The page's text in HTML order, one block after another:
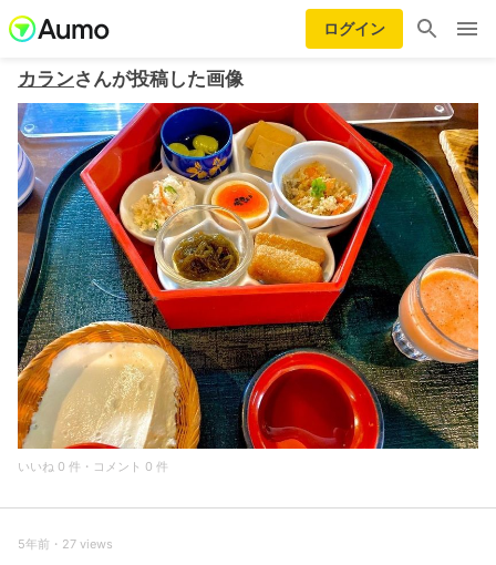
ログイン
カランさんが投稿した画像
いいね 0 件・コメント 0 件
5年前・27 views